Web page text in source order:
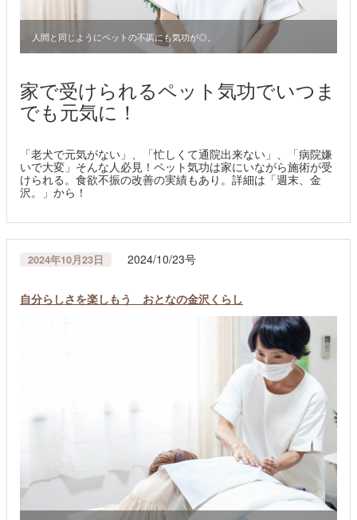
人間と同じようにペットの不調にも気功が◎。
家で受けられるペット気功でいつま
でも元気に！
「老犬で元気がない」、「忙しくて通院出来ない」、「病院嫌
いで大変」そんな人必見！ペット気功は家にいながら施術が受
けられる。食欲不振の改善の実績もあり。詳細は「週末、金
沢。」から！
2024年10月23日 2024/10/23号
自分らしさを楽しもう おとなの金沢くらし